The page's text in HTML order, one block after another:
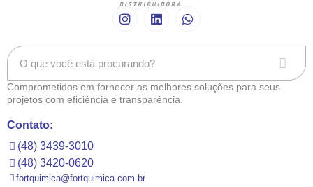
Comprometidos em fornecer as melhores soluções para seus
projetos com eficiência e transparência.
Contato:
(48) 3439-3010
(48) 3420-0620
fortquimica@fortquimica.com.br